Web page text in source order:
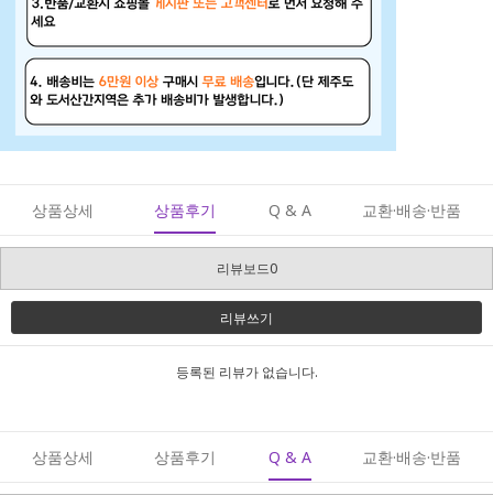
상품상세 상품후기 Q & A 교환·배송·반품
리뷰보드0
리뷰쓰기
등록된 리뷰가 없습니다.
상품상세 상품후기 Q & A 교환·배송·반품